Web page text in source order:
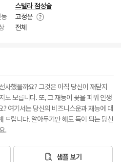
스텔라 점성술
고정운
전체
사했을까요? 그것은 아직 당신이 깨닫지
도 모릅니다. 또, 그 재능이 꽃을 피워 인생
여기서는 당신의 비즈니스운과 재능에 대
드립니다. 알아두기만 해도 득이 되는 당신
.
샘플 보기